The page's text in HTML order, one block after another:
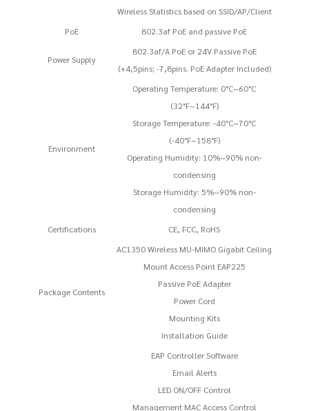
Wireless Statistics based on SSID/AP/Client
PoE
802.3af PoE and passive PoE
Power Supply
802.3af/A PoE or 24V Passive PoE
(+4,5pins; -7,8pins. PoE Adapter Included)
Environment
Operating Temperature: 0°C~60°C
(32°F~144°F)
Storage Temperature: -40°C~70°C
(-40°F~158°F)
Operating Humidity: 10%~90% non-
condensing
Storage Humidity: 5%~90% non-
condensing
Certifications
CE, FCC, RoHS
Package Contents
AC1350 Wireless MU-MIMO Gigabit Ceiling
Mount Access Point EAP225
Passive PoE Adapter
Power Cord
Mounting Kits
Installation Guide
EAP Controller Software
Email Alerts
LED ON/OFF Control
Management MAC Access Control